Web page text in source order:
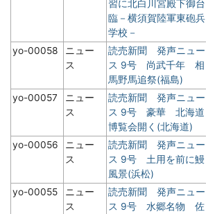
習に北白川宮殿下御台
臨－横須賀陸軍東砲兵
学校－
yo-00058
ニュー
ス
読売新聞 発声ニュー
ス 9号 尚武千年 相
馬野馬追祭(福島)
yo-00057
ニュー
ス
読売新聞 発声ニュー
ス 9号 豪華 北海道
博覧会開く(北海道)
yo-00056
ニュー
ス
読売新聞 発声ニュー
ス 9号 土用を前に鰻
風景(浜松)
yo-00055
ニュー
ス
読売新聞 発声ニュー
ス 9号 水郷名物 佐